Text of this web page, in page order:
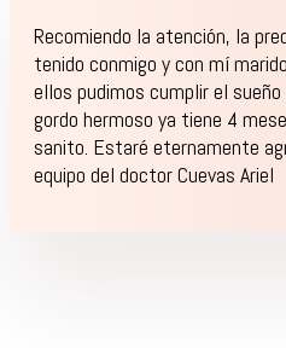
Recomiendo la atención, la
tenido conmigo y con mí
ellos pudimos cumplir el
gordo hermoso ya tiene 4
sanito. Estaré eternamente
equipo del doctor Cuevas Ariel